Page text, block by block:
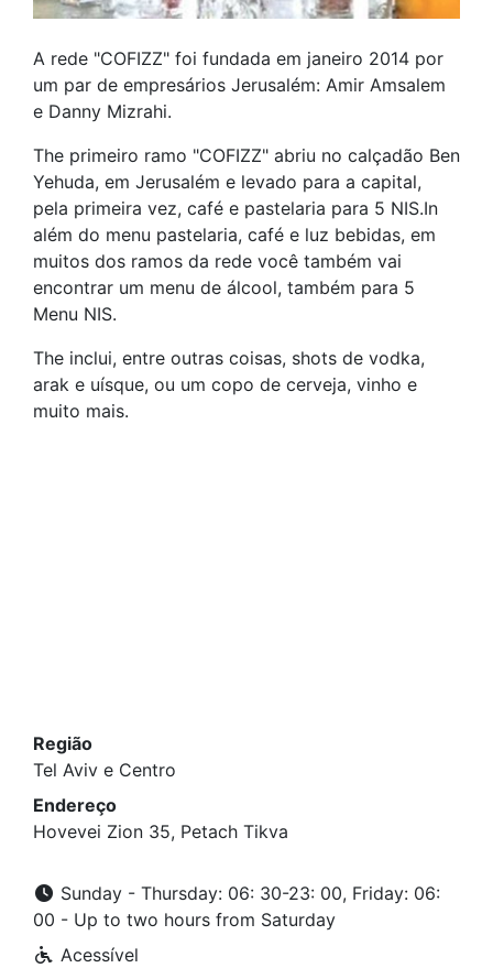
A rede "COFIZZ" foi fundada em janeiro 2014 por
um par de empresários Jerusalém: Amir Amsalem
e Danny Mizrahi.
The primeiro ramo "COFIZZ" abriu no calçadão Ben
Yehuda, em Jerusalém e levado para a capital,
pela primeira vez, café e pastelaria para 5 NIS.In
além do menu pastelaria, café e luz bebidas, em
muitos dos ramos da rede você também vai
encontrar um menu de álcool, também para 5
Menu NIS.
The inclui, entre outras coisas, shots de vodka,
arak e uísque, ou um copo de cerveja, vinho e
muito mais.
Região
Tel Aviv e Centro
Endereço
Hovevei Zion 35, Petach Tikva
Sunday - Thursday: 06: 30-23: 00, Friday: 06:
00 - Up to two hours from Saturday
Acessível